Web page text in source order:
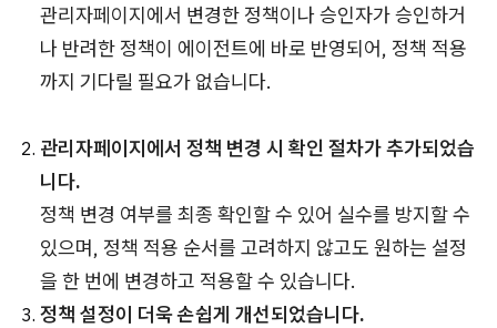
관리자페이지에서 변경한 정책이나 승인자가 승인하거
나 반려한 정책이 에이전트에 바로 반영되어, 정책 적용
까지 기다릴 필요가 없습니다.
관리자페이지에서 정책 변경 시 확인 절차가 추가되었습
니다.
정책 변경 여부를 최종 확인할 수 있어 실수를 방지할 수
있으며, 정책 적용 순서를 고려하지 않고도 원하는 설정
을 한 번에 변경하고 적용할 수 있습니다.
정책 설정이 더욱 손쉽게 개선되었습니다.